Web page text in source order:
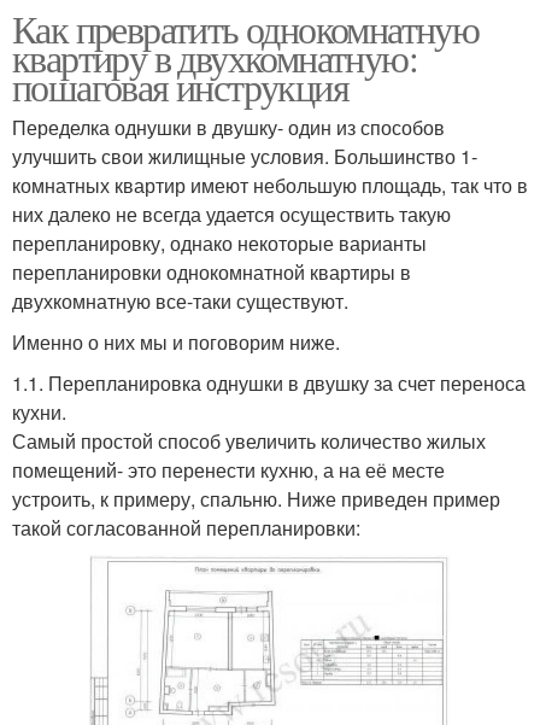
Как превратить однокомнатную
квартиру в двухкомнатную:
пошаговая инструкция
Переделка однушки в двушку- один из способов
улучшить свои жилищные условия. Большинство 1-
комнатных квартир имеют небольшую площадь, так что в
них далеко не всегда удается осуществить такую
перепланировку, однако некоторые варианты
перепланировки однокомнатной квартиры в
двухкомнатную все-таки существуют.
Именно о них мы и поговорим ниже.
1.1. Перепланировка однушки в двушку за счет переноса
кухни.
Самый простой способ увеличить количество жилых
помещений- это перенести кухню, а на её месте
устроить, к примеру, спальню. Ниже приведен пример
такой согласованной перепланировки: